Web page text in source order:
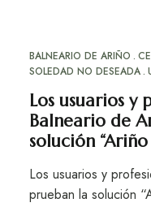
NOV
30
BALNEARIO DE ARIÑO
SOLEDAD NO DESEADA
Los usuarios y
Balneario de
solución
Los usuarios y
prueban la solución